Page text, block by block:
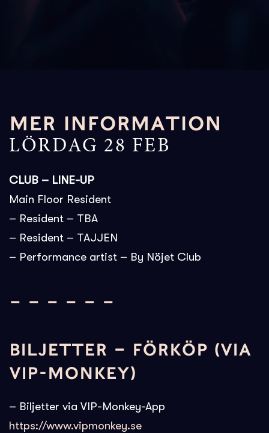
MER INFORMATION
LÖRDAG 28 FEB
CLUB – LINE-UP
Main Floor Resident
– Resident – TBA
– Resident – TAJJEN
– Performance artist – By Nöjet Club
– – – – – –
BILJETTER – FÖRKÖP (VIA
VIP-MONKEY)
– Biljetter via VIP-Monkey-App
https://www.vipmonkey.se